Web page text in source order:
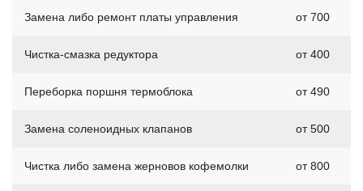
Замена либо ремонт платы управления от 700
Чистка-смазка редуктора от 400
Переборка поршня термоблока от 490
Замена соленоидных клапанов от 500
Чистка либо замена жерновов кофемолки от 800